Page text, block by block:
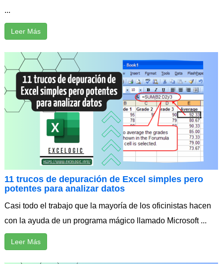
...
Leer Más
11 trucos de depuración de Excel simples pero
potentes para analizar datos
Casi todo el trabajo que la mayoría de los oficinistas hacen
con la ayuda de un programa mágico llamado Microsoft ...
Leer Más